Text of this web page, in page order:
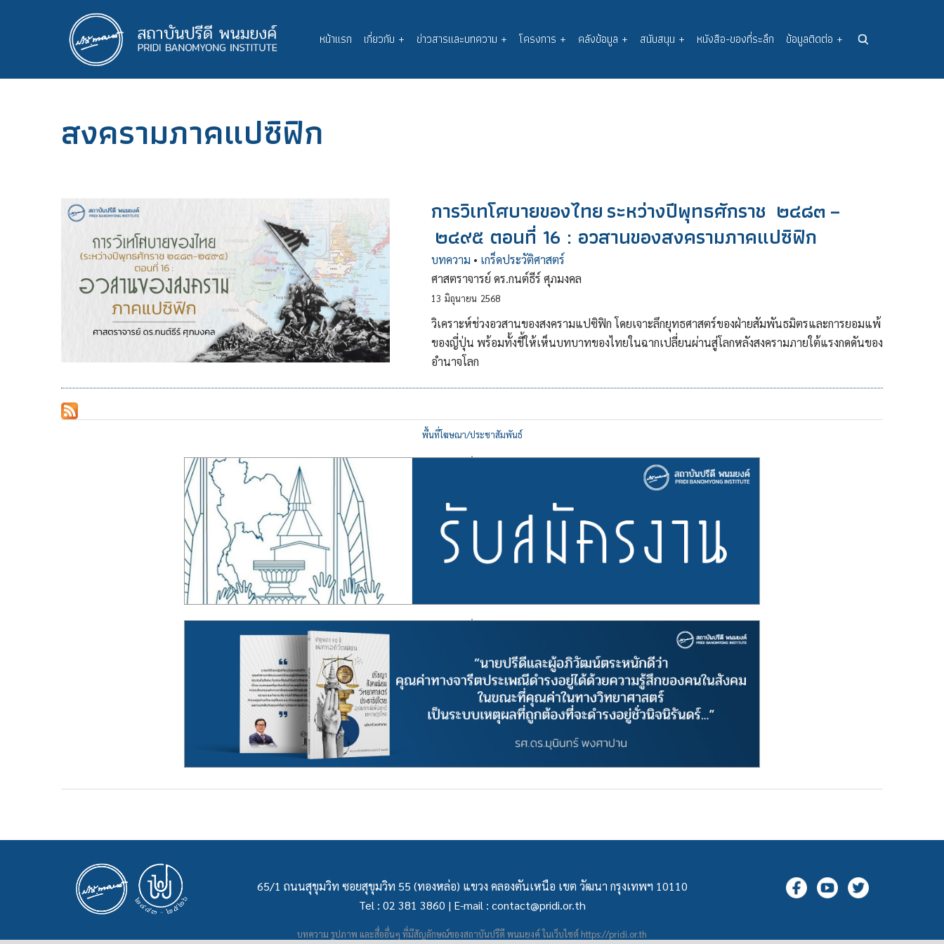
Main
navigation
หน้าแรก เกี่ยวกับ + ข่าวสารและบทความ + โครงการ + คลังข้อมูล + สนับสนุน + หนังสือ-ของที่ระลึก ข้อมูลติดต่อ +
สงครามภาคแปซิฟิก
การวิเทโศบายของไทย ระหว่างปีพุทธศักราช ๒๔๘๓ –
๒๔๙๕ ตอนที่ 16 : อวสานของสงครามภาคแปซิฟิก
บทความ • เกร็ดประวัติศาสตร์
ศาสตราจารย์ ดร.กนต์ธีร์ ศุภมงคล
13 มิถุนายน 2568
วิเคราะห์ช่วงอวสานของสงครามแปซิฟิก โดยเจาะลึกยุทธศาสตร์ของฝ่ายสัมพันธมิตรและการยอมแพ้
ของญี่ปุ่น พร้อมทั้งชี้ให้เห็นบทบาทของไทยในฉากเปลี่ยนผ่านสู่โลกหลังสงครามภายใต้แรงกดดันของ
อำนาจโลก
พื้นที่โฆษณา/ประชาสัมพันธ์
65/1 ถนนสุขุมวิท ซอยสุขุมวิท 55 (ทองหล่อ) แขวง คลองตันเหนือ เขต วัฒนา กรุงเทพฯ 10110
Tel : 02 381 3860 | E-mail : contact@pridi.or.th
บทความ รูปภาพ และสื่ออื่นๆ ที่มีสัญลักษณ์ของสถาบันปรีดี พนมยงค์ ในเว็บไซต์ https://pridi.or.th